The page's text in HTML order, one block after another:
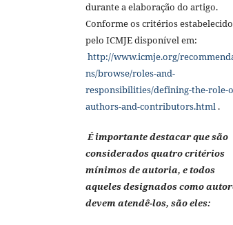
durante a elaboração do artigo.
Conforme os critérios
pelo ICMJE disponível em:
http://www.icmje.org/
ns/browse/roles-and-
responsibilities/defining-the-role-
authors-and-contributors.html .
É importante destacar que são
considerados quatro critérios
mínimos de autoria, e todos
aqueles designados como
devem atendê-los, são eles: